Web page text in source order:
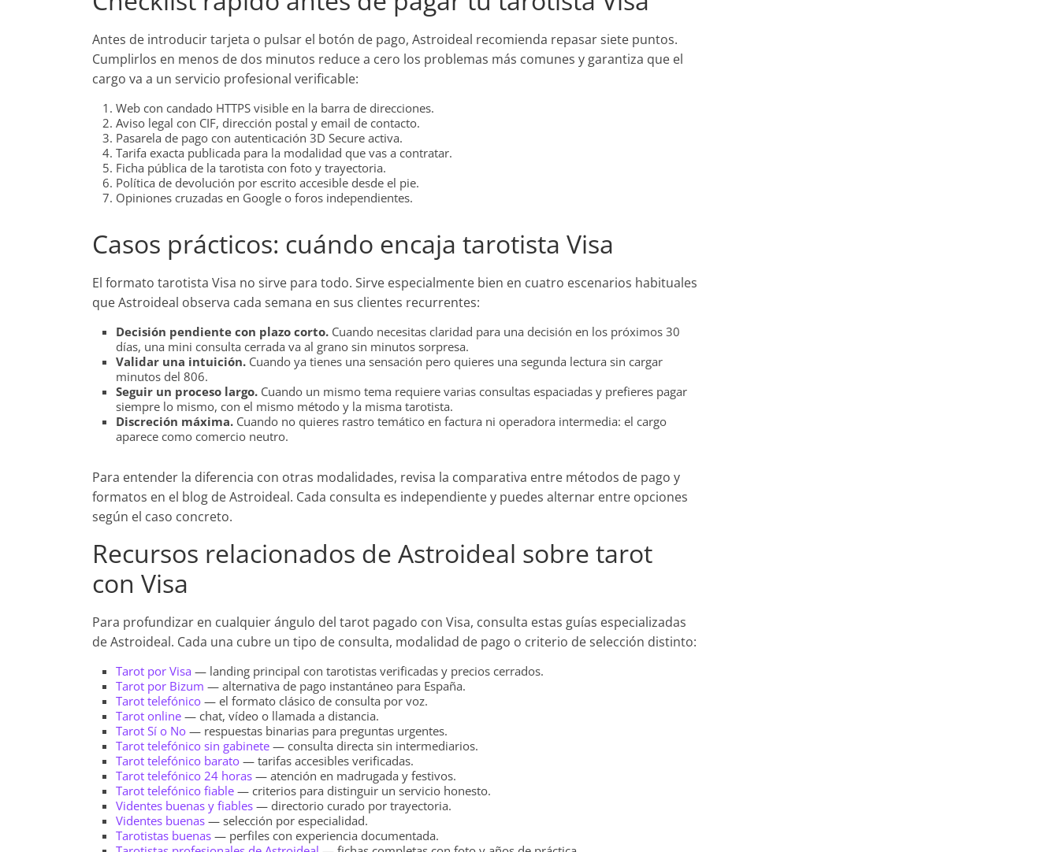
Antes de introducir tarjeta o pulsar el botón de pago, Astroideal recomienda repasar siete puntos.
Cumplirlos en menos de dos minutos reduce a cero los problemas más comunes y garantiza que el
cargo va a un servicio profesional verificable:
Web con candado HTTPS visible en la barra de direcciones.
Aviso legal con CIF, dirección postal y email de contacto.
Pasarela de pago con autenticación 3D Secure activa.
Tarifa exacta publicada para la modalidad que vas a contratar.
Ficha pública de la tarotista con foto y trayectoria.
Política de devolución por escrito accesible desde el pie.
Opiniones cruzadas en Google o foros independientes.
Casos prácticos: cuándo encaja tarotista Visa
El formato tarotista Visa no sirve para todo. Sirve especialmente bien en cuatro escenarios habituales
que Astroideal observa cada semana en sus clientes recurrentes:
Decisión pendiente con plazo corto. Cuando necesitas claridad para una decisión en los próximos 30
días, una mini consulta cerrada va al grano sin minutos sorpresa.
Validar una intuición. Cuando ya tienes una sensación pero quieres una segunda lectura sin cargar
minutos del 806.
Seguir un proceso largo. Cuando un mismo tema requiere varias consultas espaciadas y prefieres pagar
siempre lo mismo, con el mismo método y la misma tarotista.
Discreción máxima. Cuando no quieres rastro temático en factura ni operadora intermedia: el cargo
aparece como comercio neutro.
Para entender la diferencia con otras modalidades, revisa la comparativa entre métodos de pago y
formatos en el blog de Astroideal. Cada consulta es independiente y puedes alternar entre opciones
según el caso concreto.
Recursos relacionados de Astroideal sobre tarot
con Visa
Para profundizar en cualquier ángulo del tarot pagado con Visa, consulta estas guías especializadas
de Astroideal. Cada una cubre un tipo de consulta, modalidad de pago o criterio de selección distinto:
Tarot por Visa — landing principal con tarotistas verificadas y precios cerrados.
Tarot por Bizum — alternativa de pago instantáneo para España.
Tarot telefónico — el formato clásico de consulta por voz.
Tarot online — chat, vídeo o llamada a distancia.
Tarot Sí o No — respuestas binarias para preguntas urgentes.
Tarot telefónico sin gabinete — consulta directa sin intermediarios.
Tarot telefónico barato — tarifas accesibles verificadas.
Tarot telefónico 24 horas — atención en madrugada y festivos.
Tarot telefónico fiable — criterios para distinguir un servicio honesto.
Videntes buenas y fiables — directorio curado por trayectoria.
Videntes buenas — selección por especialidad.
Tarotistas buenas — perfiles con experiencia documentada.